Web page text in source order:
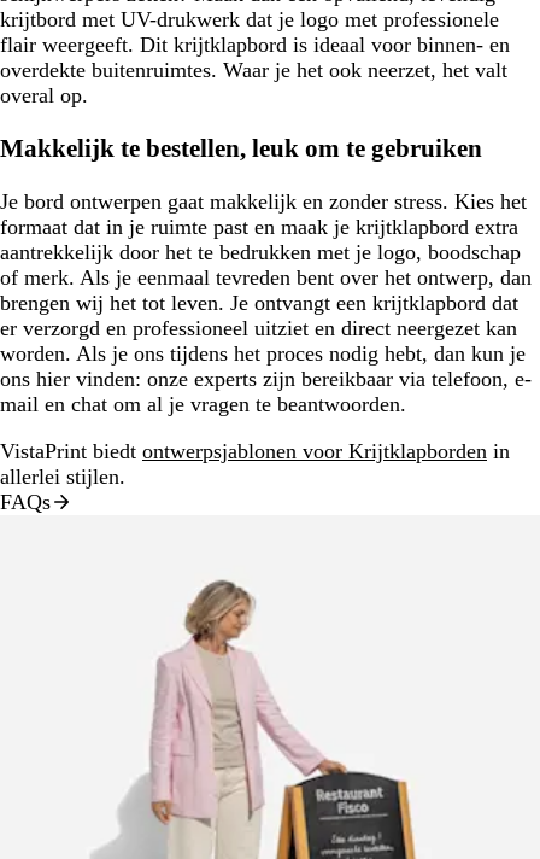
krijtbord met UV-drukwerk dat je logo met professionele
flair weergeeft. Dit krijtklapbord is ideaal voor binnen- en
overdekte buitenruimtes. Waar je het ook neerzet, het valt
overal op.
Makkelijk te bestellen, leuk om te gebruiken
Je bord ontwerpen gaat makkelijk en zonder stress. Kies het
formaat dat in je ruimte past en maak je krijtklapbord extra
aantrekkelijk door het te bedrukken met je logo, boodschap
of merk. Als je eenmaal tevreden bent over het ontwerp, dan
brengen wij het tot leven. Je ontvangt een krijtklapbord dat
er verzorgd en professioneel uitziet en direct neergezet kan
worden. Als je ons tijdens het proces nodig hebt, dan kun je
ons hier vinden: onze experts zijn bereikbaar via telefoon, e-
mail en chat om al je vragen te beantwoorden.
VistaPrint biedt ontwerpsjablonen voor Krijtklapborden in
allerlei stijlen.
FAQs